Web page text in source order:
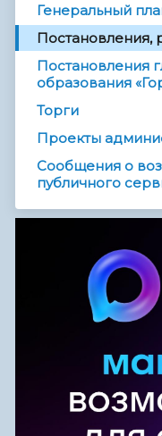
Генеральный
Постановления,
Постановления
образования
Торги
Проекты
Сообщения о
публичного